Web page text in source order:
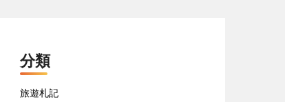
分類
旅遊札記